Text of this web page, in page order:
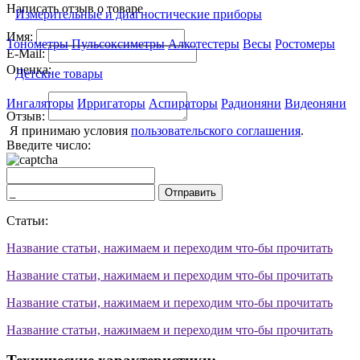
Измерительные и диагностические приборы
Тонометры Пульсоксиметры Алкотестеры Весы Ростомеры
Детские товары
Ингаляторы Ирригаторы Аспираторы Радионяни Видеоняни
Написать отзыв о товаре
Имя:
E-Mail:
Оценка:
Отзыв:
Я принимаю условия пользовательского соглашения.
Введите число:
Отправить
Статьи:
Название статьи, нажимаем и переходим что-бы прочитать
Название статьи, нажимаем и переходим что-бы прочитать
Название статьи, нажимаем и переходим что-бы прочитать
Название статьи, нажимаем и переходим что-бы прочитать